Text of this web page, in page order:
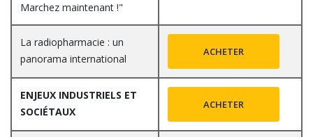
Marchez maintenant !"
La radiopharmacie : un
panorama international
ACHETER
ENJEUX INDUSTRIELS ET
SOCIÉTAUX
ACHETER